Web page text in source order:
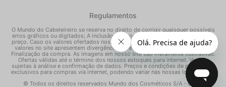
Regulamentos
O Mundo do Cabeleireiro se reserva no direito de corrigir quaisquer possíveis
erros gráficos ou digitados; A inclusão do produto na Sacola não garante seu
preço. Caso os valores ofertados nos e-mails promocionais, mídias sociais e
valores no site apresentem divergências, prevalece o preço apresentado na
Finalização da compra. As imagens em nosso site são meramente ilustrativas.
Ofertas válidas até o término dos nossos estoques para internet. Vendas
sujeitas à análise e confirmação de dados. Preços e condições de pagamento
exclusivos para compras via internet, podendo variar nas nossas lojas físicas.
© Todos os direitos reservados Mundo dos Cosméticos S/A - CNPJ: